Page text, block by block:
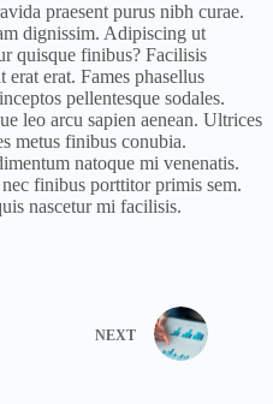
praesent purus nibh curae.
dignissim. Adipiscing ut
quisque finibus? Facilisis
erat erat. Fames phasellus
pellentesque sodales.
leo arcu sapien aenean. Ultrices
metus finibus conubia.
natoque mi venenatis.
finibus porttitor primis sem.
nascetur mi facilisis.
NEXT